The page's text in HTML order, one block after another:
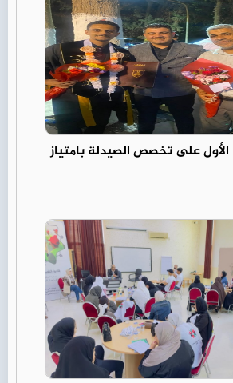
على تخصص الصيدلة بامتياز